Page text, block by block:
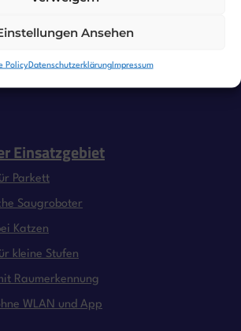
Ansehen
PolicyDatenschutzerklärungImpressum
Einsatzgebiet
Parkett
Saugroboter
Katzen
kleine Stufen
Raumerkennung
WLAN und App